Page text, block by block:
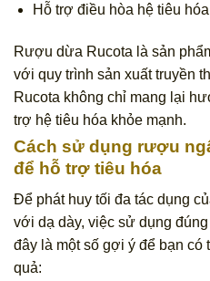
Hỗ trợ điều hòa hệ tiêu
Rượu dừa Rucota là sản
với quy trình sản xuất truyền
Rucota không chỉ mang lại
trợ hệ tiêu hóa khỏe mạnh.
Cách sử dụng rượu
để hỗ trợ tiêu hóa
Để phát huy tối đa tác dụng
với dạ dày, việc sử dụng
đây là một số gợi ý để bạn
quả: